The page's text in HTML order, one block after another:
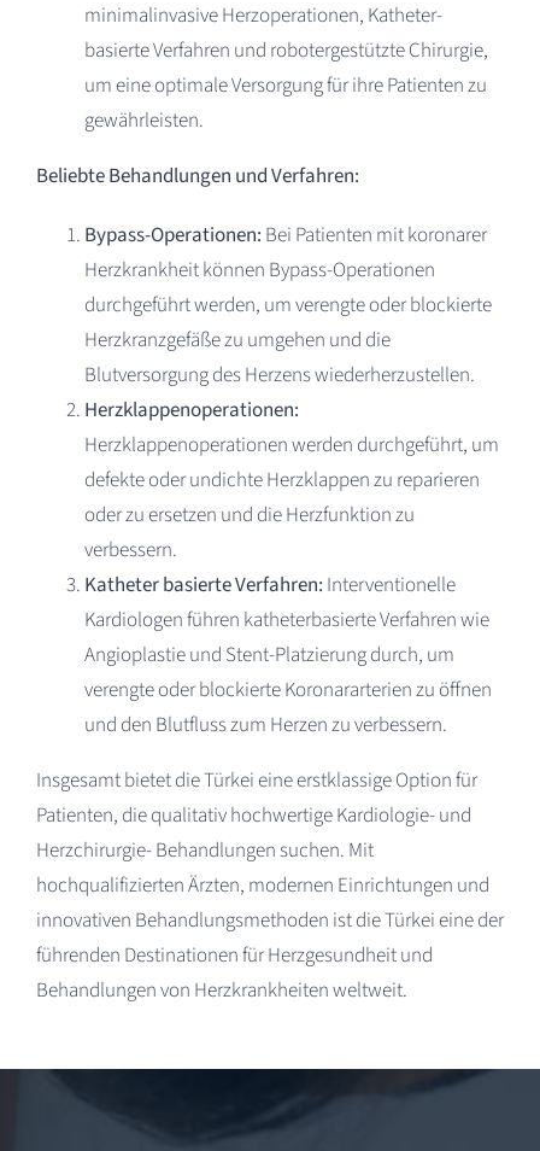
minimalinvasive Herzoperationen, Katheter-
basierte Verfahren und robotergestützte Chirurgie,
um eine optimale Versorgung für ihre Patienten zu
gewährleisten.
Beliebte Behandlungen und Verfahren:
Bypass-Operationen: Bei Patienten mit koronarer
Herzkrankheit können Bypass-Operationen
durchgeführt werden, um verengte oder blockierte
Herzkranzgefäße zu umgehen und die
Blutversorgung des Herzens wiederherzustellen.
Herzklappenoperationen:
Herzklappenoperationen werden durchgeführt, um
defekte oder undichte Herzklappen zu reparieren
oder zu ersetzen und die Herzfunktion zu
verbessern.
Katheter basierte Verfahren: Interventionelle
Kardiologen führen katheterbasierte Verfahren wie
Angioplastie und Stent-Platzierung durch, um
verengte oder blockierte Koronararterien zu öffnen
und den Blutfluss zum Herzen zu verbessern.
Insgesamt bietet die Türkei eine erstklassige Option für
Patienten, die qualitativ hochwertige Kardiologie- und
Herzchirurgie- Behandlungen suchen. Mit
hochqualifizierten Ärzten, modernen Einrichtungen und
innovativen Behandlungsmethoden ist die Türkei eine der
führenden Destinationen für Herzgesundheit und
Behandlungen von Herzkrankheiten weltweit.